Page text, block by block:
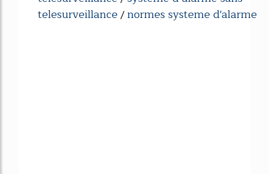
telesurveillance/normes systeme d'alarme